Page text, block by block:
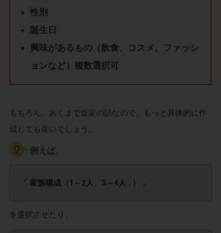
性別
誕生日
興味があるもの（飲食、コスメ、ファッシ
ョンなど）複数選択可
もちろん、あくまで仮定の話なので、もっと具体的に作
成しても良いでしょう。
例えば、
「 家族構成（1～2人、3～4人…） 」
を選択させたり、